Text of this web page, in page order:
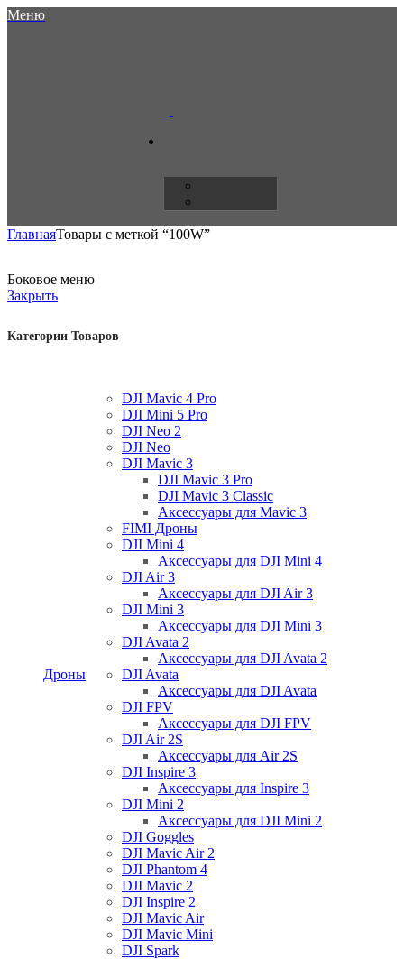
Меню
ГлавнаяТовары с меткой “100W”
Боковое меню
Закрыть
Категории Товаров
Дроны
DJI Mavic 4 Pro
DJI Mini 5 Pro
DJI Neo 2
DJI Neo
DJI Mavic 3
DJI Mavic 3 Pro
DJI Mavic 3 Classic
Аксессуары для Mavic 3
FIMI Дроны
DJI Mini 4
Аксессуары для DJI Mini 4
DJI Air 3
Аксессуары для DJI Air 3
DJI Mini 3
Аксессуары для DJI Mini 3
DJI Avata 2
Аксессуары для DJI Avata 2
DJI Avata
Аксессуары для DJI Avata
DJI FPV
Аксессуары для DJI FPV
DJI Air 2S
Аксессуары для Air 2S
DJI Inspire 3
Аксессуары для Inspire 3
DJI Mini 2
Аксессуары для DJI Mini 2
DJI Goggles
DJI Mavic Air 2
DJI Phantom 4
DJI Mavic 2
DJI Inspire 2
DJI Mavic Air
DJI Mavic Mini
DJI Spark